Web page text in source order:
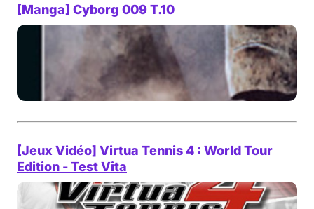
[Manga] Cyborg 009 T.10
[Jeux Vidéo] Virtua Tennis 4 : World Tour
Edition - Test Vita